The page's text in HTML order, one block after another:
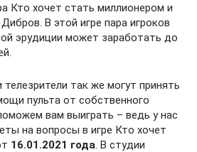
Кто хочет стать миллионером и
В этой игре пара игроков
эрудиции может заработать до
телезрители так же могут принять
пульта от собственного
вам выиграть – ведь у нас
на вопросы в игре Кто хочет
16.01.2021 года. В студии